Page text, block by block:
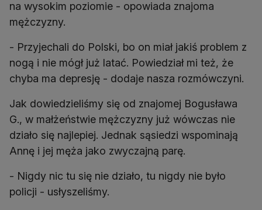
na wysokim poziomie - opowiada znajoma
mężczyzny.
- Przyjechali do Polski, bo on miał jakiś problem z
nogą i nie mógł już latać. Powiedział mi też, że
chyba ma depresję - dodaje nasza rozmówczyni.
Jak dowiedzieliśmy się od znajomej Bogusława
G., w małżeństwie mężczyzny już wówczas nie
działo się najlepiej. Jednak sąsiedzi wspominają
Annę i jej męża jako zwyczajną parę.
- Nigdy nic tu się nie działo, tu nigdy nie było
policji - usłyszeliśmy.